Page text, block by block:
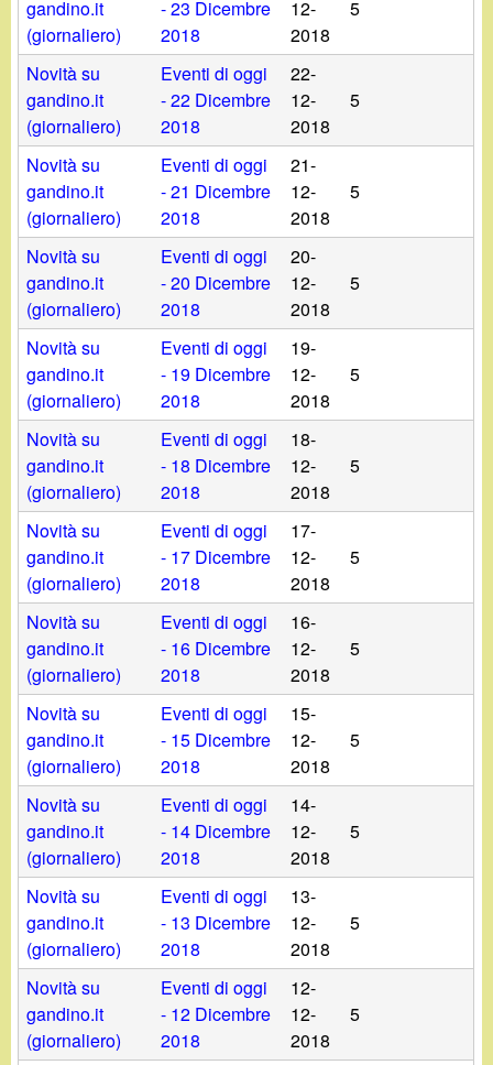
gandino.it
(giornaliero)
- 23 Dicembre
2018
12-
2018
5
Novità su
gandino.it
(giornaliero)
Eventi di oggi
- 22 Dicembre
2018
22-
12-
2018
5
Novità su
gandino.it
(giornaliero)
Eventi di oggi
- 21 Dicembre
2018
21-
12-
2018
5
Novità su
gandino.it
(giornaliero)
Eventi di oggi
- 20 Dicembre
2018
20-
12-
2018
5
Novità su
gandino.it
(giornaliero)
Eventi di oggi
- 19 Dicembre
2018
19-
12-
2018
5
Novità su
gandino.it
(giornaliero)
Eventi di oggi
- 18 Dicembre
2018
18-
12-
2018
5
Novità su
gandino.it
(giornaliero)
Eventi di oggi
- 17 Dicembre
2018
17-
12-
2018
5
Novità su
gandino.it
(giornaliero)
Eventi di oggi
- 16 Dicembre
2018
16-
12-
2018
5
Novità su
gandino.it
(giornaliero)
Eventi di oggi
- 15 Dicembre
2018
15-
12-
2018
5
Novità su
gandino.it
(giornaliero)
Eventi di oggi
- 14 Dicembre
2018
14-
12-
2018
5
Novità su
gandino.it
(giornaliero)
Eventi di oggi
- 13 Dicembre
2018
13-
12-
2018
5
Novità su
gandino.it
(giornaliero)
Eventi di oggi
- 12 Dicembre
2018
12-
12-
2018
5